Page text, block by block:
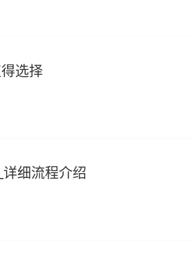
选择
细流程介绍